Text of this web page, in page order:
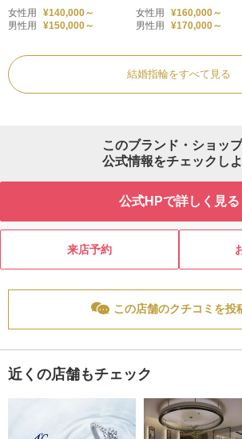
女性用
¥140,000～
男性用
¥150,000～
tals（5プランツ）】
リングを外した時、可
愛いシルエットが嬉し
る。
女性用
¥160,000～
男性用
¥170,000～
結婚指輪をすべて見る
このブランド・ショッ
公式情報をチェックし
公式HPで詳しく見る
来店予約
この店舗のクチコミを投
近くの店舗もチェック